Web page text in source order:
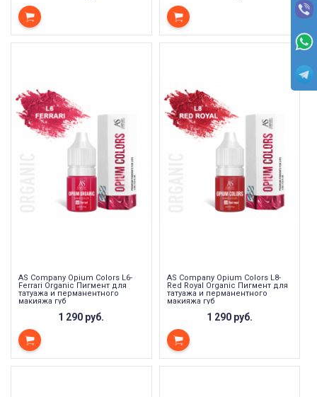
AS Company Opium Colors L6-
Ferrari Organic Пигмент для
татуажа и перманентного
макияжа губ
1 290 руб.
AS Company Opium Colors L8-
Red Royal Organic Пигмент для
татуажа и перманентного
макияжа губ
1 290 руб.